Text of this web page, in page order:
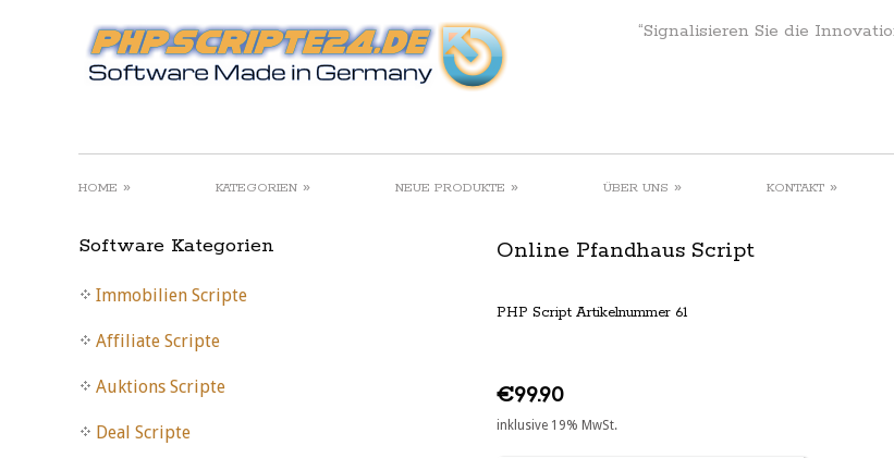
“Signalisieren Sie die
HOME » KATEGORIEN » NEUE PRODUKTE » ÜBER UNS » KONTAKT »
Online Pfandhaus Script
PHP Script Artikelnummer 61
€99.90
inklusive 19% MwSt.
Software Kategorien
Immobilien Scripte
Affiliate Scripte
Auktions Scripte
Deal Scripte